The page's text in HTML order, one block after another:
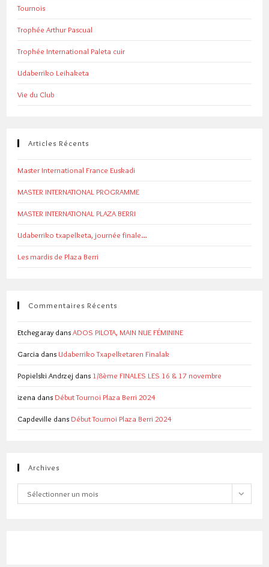
Tournois
Trophée Arthur Pascual
Trophée International Paleta cuir
Udaberriko Leihaketa
Vie du Club
Articles Récents
Master International France Euskadi
MASTER INTERNATIONAL PROGRAMME
MASTER INTERNATIONAL PLAZA BERRI
Udaberriko txapelketa, journée finale…
Les mardis de Plaza Berri
Commentaires Récents
Etchegaray dansADOS PILOTA, MAIN NUE FÉMININE
Garcia dans Udaberriko Txapelketaren Finalak
Popielski Andrzej dans 1/8ème FINALES LES 16 & 17 novembre
izena dans Début Tournoi Plaza Berri 2024
Capdeville dans Début Tournoi Plaza Berri 2024
Archives
Archives
Sélectionner un mois